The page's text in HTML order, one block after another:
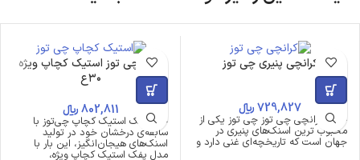
کرانچی پنیری چی توز
729,827﷼
خرید کرانچی چی توز چی توز یکی از
محبوب ترین اسنک‌های پنیری در
جهان است که تاریخچه‌ای غنی دارد و
پفک چی توز استیک کچاپ ویژه
۳۰ع
802,811﷼
خریدپفک استیک کچاپ چی‌توز با
سابقه‌ی درخشان خود در تولید
اسنک‌های هیجان‌انگیز، این بار با
مدل پفک استیک کچاپ ویژه،